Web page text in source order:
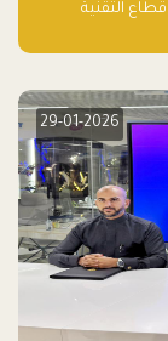
التقنية
29-01-2026